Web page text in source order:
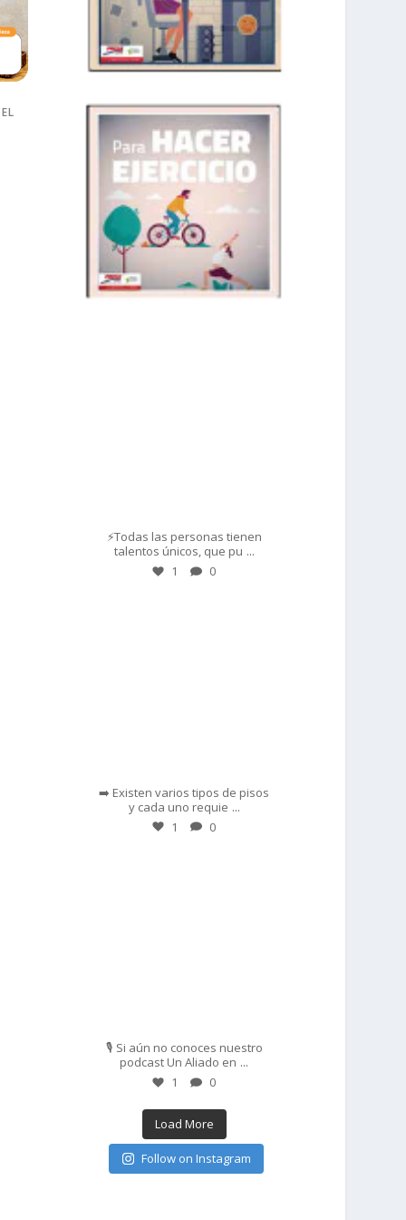
⚡Todas las personas tienen
talentos únicos, que pu ...
1 0
➡️ Existen varios tipos de pisos
y cada uno requie ...
1 0
🎙️ Si aún no conoces nuestro
podcast Un Aliado en ...
1 0
Load More
Follow on Instagram